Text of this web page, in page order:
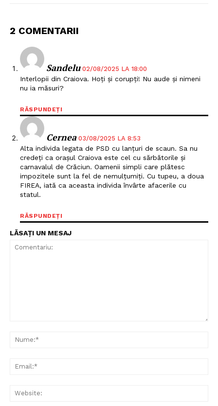
2 COMENTARII
Sandelu 02/08/2025 LA 18:00
Interlopii din Craiova. Hoți și corupți! Nu aude și nimeni
nu ia măsuri?
RĂSPUNDEȚI
Cernea 03/08/2025 LA 8:53
Alta individa legata de PSD cu lanțuri de scaun. Sa nu
credeți ca orașul Craiova este cel cu sărbătorile și
carnavalul de Crăciun. Oamenii simpli care plătesc
impozitele sunt la fel de nemulțumiți. Cu tupeu, a doua
FIREA, iată ca aceasta individa învârte afacerile cu
statul.
RĂSPUNDEȚI
LĂSAȚI UN MESAJ